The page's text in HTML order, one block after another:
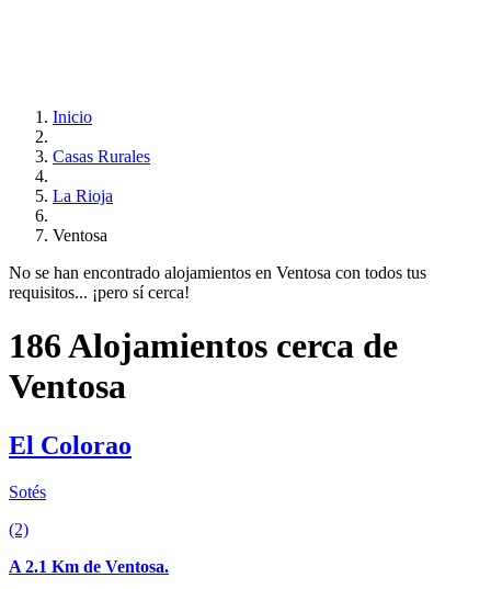
Inicio
Casas Rurales
La Rioja
Ventosa
No se han encontrado alojamientos en Ventosa con todos tus
requisitos... ¡pero sí cerca!
186 Alojamientos cerca de
Ventosa
El Colorao
Sotés
(2)
A 2.1 Km de Ventosa.